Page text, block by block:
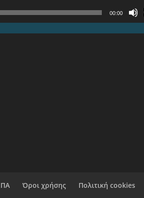
00:00
Όροι χρήσης Πολιτική cookies